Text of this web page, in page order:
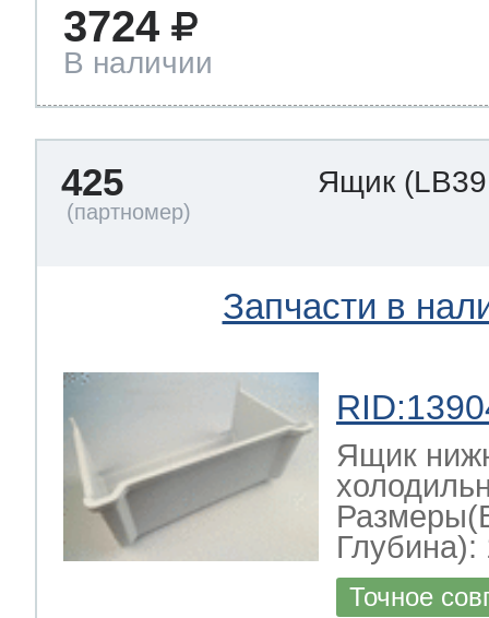
3724
В наличии
425 Ящик
Запчасти в
Ящик
Глубина):
Точное